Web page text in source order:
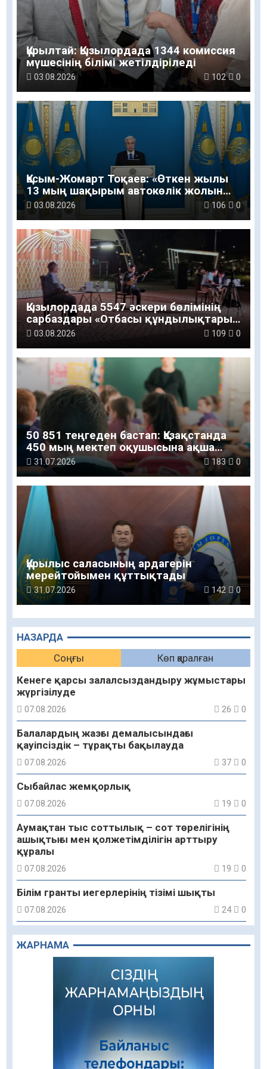
НАЗАРДА
Соңғы
Көп қаралған
Кенеге қарсы залалсыздандыру жұмыстары
жүргізілуде
07.08.2026 26 0
Балалардың жазғы демалысындағы
қауіпсіздік – тұрақты бақылауда
07.08.2026 37 0
Сыбайлас жемқорлық
07.08.2026 19 0
Аумақтан тыс соттылық – сот төрелігінің
ашықтығы мен қолжетімділігін арттыру
құралы
07.08.2026 19 0
Білім гранты иегерлерінің тізімі шықты
07.08.2026 24 0
«Дауыс беру учаскесін қалай табуға болады?»￼
07.08.2026
Қазақстандықтар Құрылтай сайлауынан
жақсылық күтеді – қоғамдық пікір зерттеуі
Қаржылық сауаттылықты арттыруға
бағытталған кездесу өтті
ЖАРНАМА
Құрылтай: Қызылордада 1344 комиссия
мүшесінің білімі жетілдіріледі
03.08.2026 102 0
Қасым-Жомарт Тоқаев: «Өткен жылы
13 мың шақырым автокөлік жолын
салу және жөндеу жұмысы
03.08.2026 106 0
Қызылордада 5547 әскери бөлімінің
сарбаздары «Отбасы құндылықтары
– ұлт болашағы» атты рухани-мәдени
03.08.2026 109 0
50 851 теңгеден бастап: Қазақстанда
450 мың мектеп оқушысына ақша
беріледі
31.07.2026 183 0
Құрылыс саласының ардагерін
мерейтойымен құттықтады
31.07.2026 142 0